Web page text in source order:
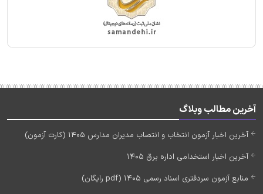
آخرین مطالب وبلاگ
آخرین اخبار آزمون انتخاب و انتصاب مدیران مدارس 1405 (کارت آزمون)
آخرین اخبار استخدامی اداره برق 1405
منابع آزمون سردفتری اسناد رسمی 1405 (pdf رایگان)